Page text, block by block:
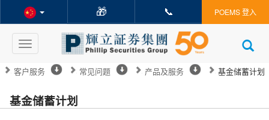
🎁 📞 POEMS 登入
Toggle
navigation
客户服务 常见问题 产品及服务 基金储蓄计划
基金储蓄计划